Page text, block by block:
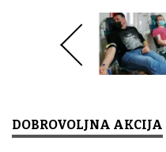
DOBROVOLJNA AKCIJA